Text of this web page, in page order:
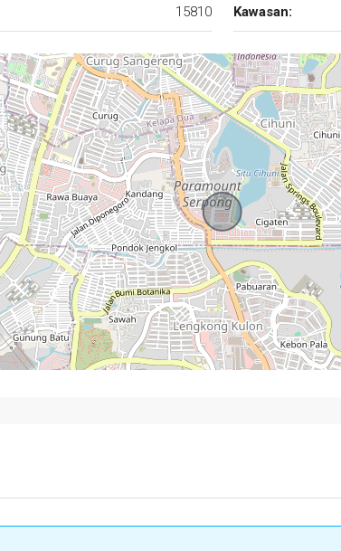
15810 Kawasan: